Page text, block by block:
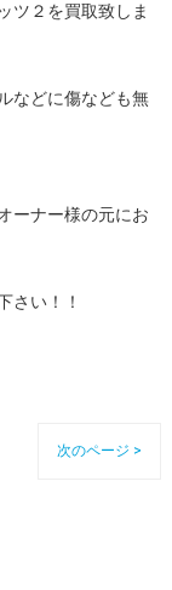
ツ２を買取致しま
などに傷なども無
ーナー様の元にお
さい！！
次のページ >